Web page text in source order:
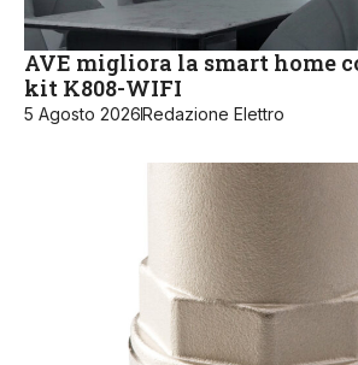
AVE migliora la smart home
kit K808-WIFI
5 Agosto 2026Redazione Elettro